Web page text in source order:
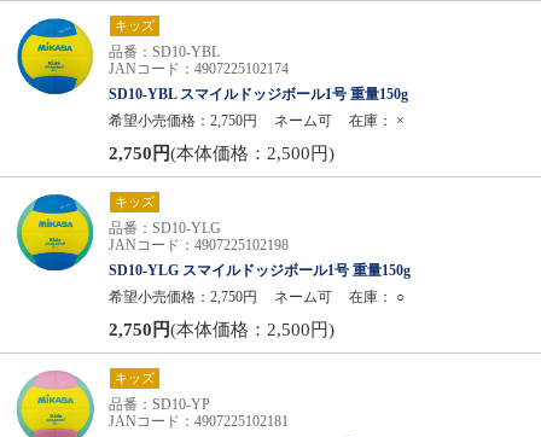
キッズ
品番：SD10-YBL
JANコード：4907225102174
SD10-YBL スマイルドッジボール1号 重量150g
希望小売価格：2,750円
ネーム可 在庫： ×
2,750円(本体価格：2,500円)
キッズ
品番：SD10-YLG
JANコード：4907225102198
SD10-YLG スマイルドッジボール1号 重量150g
希望小売価格：2,750円
ネーム可 在庫： ○
2,750円(本体価格：2,500円)
キッズ
品番：SD10-YP
JANコード：4907225102181